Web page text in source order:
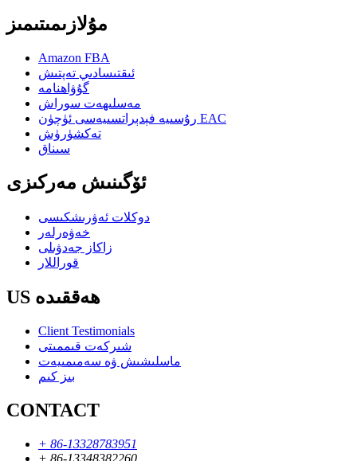
مۇلازىمىتىمىز
Amazon FBA
ئىقتىسادىي تەپتىش
گۇۋاھنامە
مەسلىھەت سوراش
رۇسىيە فېدېراتسىيەسى ئۈچۈن EAC
تەكشۈرۈش
سىناق
ئۆگىنىش مەركىزى
دوكلات ئەۋرىشكىسى
خەۋەرلەر
زاكاز جەدۋىلى
قوراللار
US ھەققىدە
Client Testimonials
شىركەت قىممىتى
ماسلىشىش ۋە سەمىمىيەت
بىز كىم
CONTACT
+ 86-13328783951
+ 86-13348382260